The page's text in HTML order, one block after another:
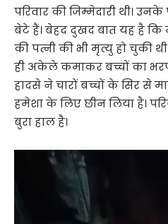
परिवार की जिम्मेदारी थी।
बेटे हैं। बेहद दुखद बात यह है
की पत्नी की भी मृत्यु हो चुकी
ही अकेले कमाकर बच्चों का
हादसे ने चारों बच्चों के सिर से
हमेशा के लिए छीन लिया है।
बुरा हाल है।